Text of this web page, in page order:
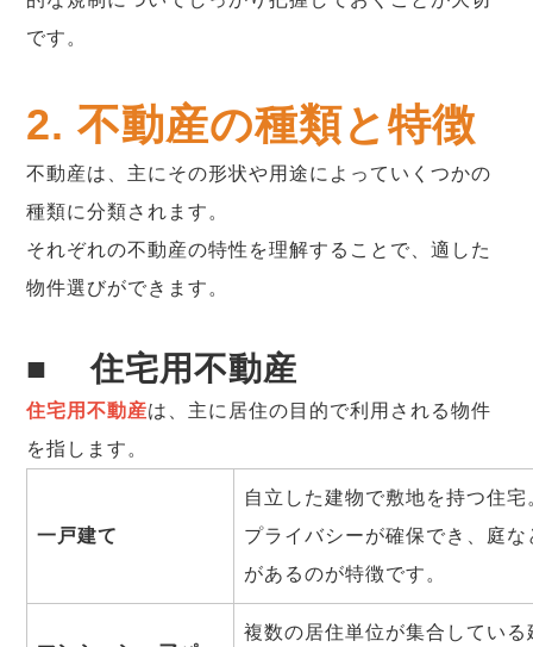
です。
2. 不動産の種類と特徴
不動産は、主にその形状や用途によっていくつかの
種類に分類されます。
それぞれの不動産の特性を理解することで、適した
物件選びができます。
■住宅用不動産
住宅用不動産は、主に居住の目的で利用される物件
を指します。
一戸建て
自立した建物で敷地を持つ住宅
プライバシーが確保でき、庭
があるのが特徴です。
複数の居住単位が集合している